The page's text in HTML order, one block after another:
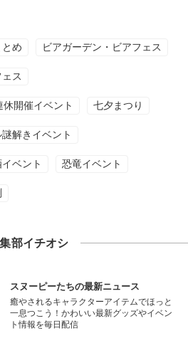
め ビアガーデン・ビアフェス
ス
開催イベント 七夕まつり
謎解きイベント
ベント 恐竜イベント
部イチオシ
スヌーピーたちの最新ニュース
癒やされるキャラクターアイテムでほっと
一息つこう！かわいい最新グッズやイベン
ト情報を毎日配信